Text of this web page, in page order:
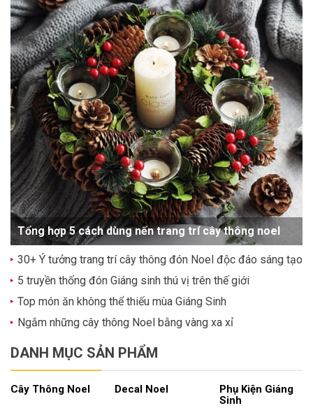
Tổng hợp 5 cách dùng nến trang trí cây thông noel
30+ Ý tưởng trang trí cây thông đón Noel độc đáo sáng tạo
5 truyền thống đón Giáng sinh thú vị trên thế giới
Top món ăn không thể thiếu mùa Giáng Sinh
Ngắm những cây thông Noel bằng vàng xa xỉ
DANH MỤC SẢN PHẨM
Cây Thông Noel Decal Noel
Phụ Kiện Giáng
Sinh